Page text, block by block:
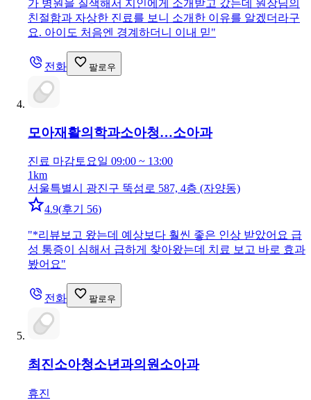
가 병원을 질색해서 지인에게 소개받고 갔는데 원장님의
친절함과 자상한 진료를 보니 소개한 이유를 알겠더라구
요. 아이도 처음엔 경계하더니 이내 믿"
전화 팔로우
모아재활의학과소아청…소아과
진료 마감토요일 09:00 ~ 13:00
1km
서울특별시 광진구 뚝섬로 587, 4층 (자양동)
4.9(후기 56)
"*리뷰보고 왔는데 예상보다 훨씬 좋은 인상 받았어요 급
성 통증이 심해서 급하게 찾아왔는데 치료 보고 바로 효과
봤어요"
전화 팔로우
최진소아청소년과의원 소아과
휴진